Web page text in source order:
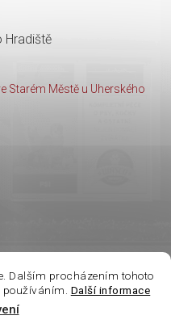
Dalším procházením tohoto
Další informace
Hradiště
Starém Městě u Uherského